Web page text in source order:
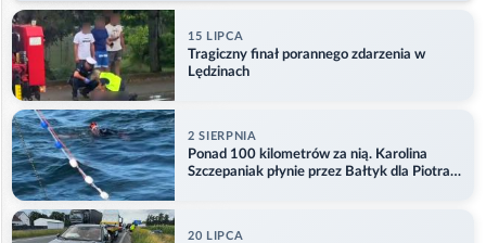
15 LIPCA
Tragiczny finał porannego zdarzenia w
Lędzinach
2 SIERPNIA
Ponad 100 kilometrów za nią. Karolina
Szczepaniak płynie przez Bałtyk dla Piotra.
20 LIPCA